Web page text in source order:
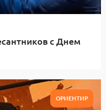
с Днем
ОРИЕНТИР